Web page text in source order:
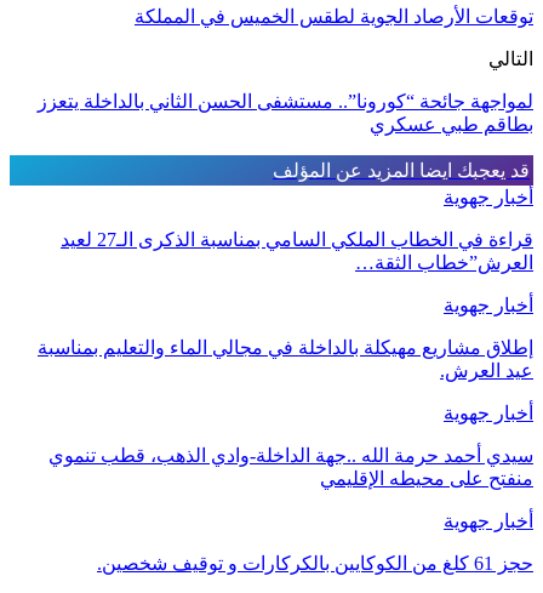
توقعات الأرصاد الجوية لطقس الخميس في المملكة
التالي
لمواجهة جائحة “كورونا”.. مستشفى الحسن الثاني بالداخلة يتعزز
بطاقم طبي عسكري
قد يعجبك ايضا المزيد عن المؤلف
أخبار جهوية
قراءة في الخطاب الملكي السامي بمناسبة الذكرى الـ27 لعيد
العرش”خطاب الثقة…
أخبار جهوية
إطلاق مشاريع مهيكلة بالداخلة في مجالي الماء والتعليم بمناسبة
عيد العرش.
أخبار جهوية
سيدي أحمد حرمة الله ..جهة الداخلة-وادي الذهب، قطب تنموي
منفتح على محيطه الإقليمي
أخبار جهوية
حجز 61 كلغ من الكوكايين بالكركارات و توقيف شخصين.